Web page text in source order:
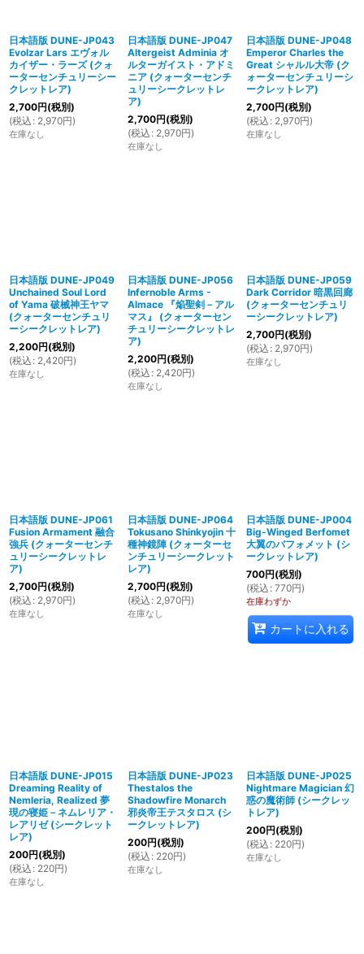
日本語版 DUNE-JP043
Evolzar Lars エヴォル
カイザー・ラーズ (クォ
ーターセンチュリーシー
クレットレア)
2,700円(税別)
(税込 : 2,970円)
在庫なし
日本語版 DUNE-JP047
Altergeist Adminia オ
ルターガイスト・アドミ
ニア (クォーターセンチ
ュリーシークレットレ
ア)
2,700円(税別)
(税込 : 2,970円)
在庫なし
日本語版 DUNE-JP048
Emperor Charles the
Great シャルル大帝 (ク
ォーターセンチュリーシ
ークレットレア)
2,700円(税別)
(税込 : 2,970円)
在庫なし
日本語版 DUNE-JP049
Unchained Soul Lord
of Yama 破械神王ヤマ
(クォーターセンチュリ
ーシークレットレア)
2,200円(税別)
(税込 : 2,420円)
在庫なし
日本語版 DUNE-JP056
Infernoble Arms -
Almace 『焔聖剣－アル
マス』 (クォーターセン
チュリーシークレットレ
ア)
2,200円(税別)
(税込 : 2,420円)
在庫なし
日本語版 DUNE-JP059
Dark Corridor 暗黒回廊
(クォーターセンチュリ
ーシークレットレア)
2,700円(税別)
(税込 : 2,970円)
在庫なし
日本語版 DUNE-JP061
Fusion Armament 融合
強兵 (クォーターセンチ
ュリーシークレットレ
ア)
2,700円(税別)
(税込 : 2,970円)
在庫なし
日本語版 DUNE-JP064
Tokusano Shinkyojin 十
種神鏡陣 (クォーターセ
ンチュリーシークレット
レア)
2,700円(税別)
(税込 : 2,970円)
在庫なし
日本語版 DUNE-JP004
Big-Winged Berfomet
大翼のバフォメット (シ
ークレットレア)
700円(税別)
(税込 : 770円)
在庫わずか
カートに入れる
日本語版 DUNE-JP015
Dreaming Reality of
Nemleria, Realized 夢
現の寝姫－ネムレリア・
レアリゼ (シークレット
レア)
200円(税別)
(税込 : 220円)
在庫なし
日本語版 DUNE-JP023
Thestalos the
Shadowfire Monarch
邪炎帝王テスタロス (シ
ークレットレア)
200円(税別)
(税込 : 220円)
在庫なし
日本語版 DUNE-JP025
Nightmare Magician 幻
惑の魔術師 (シークレッ
トレア)
200円(税別)
(税込 : 220円)
在庫なし